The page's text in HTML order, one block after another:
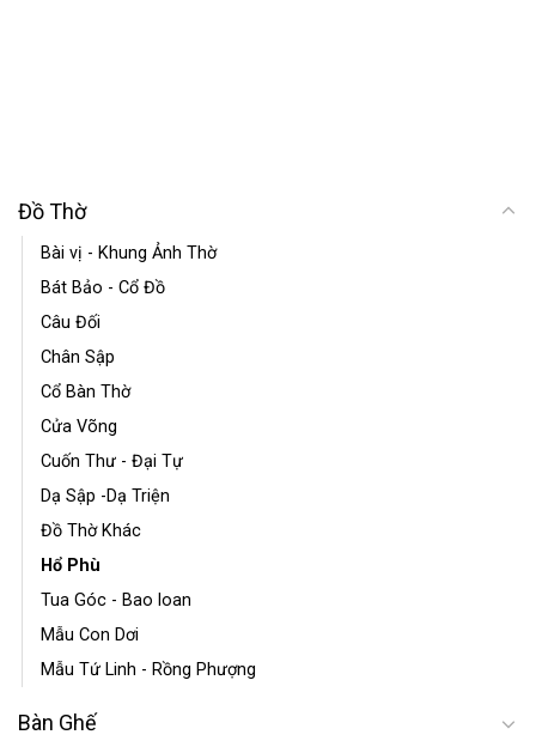
Đồ Thờ
Bài vị - Khung Ảnh Thờ
Bát Bảo - Cổ Đồ
Câu Đối
Chân Sập
Cổ Bàn Thờ
Cửa Võng
Cuốn Thư - Đại Tự
Dạ Sập -Dạ Triện
Đồ Thờ Khác
Hổ Phù
Tua Góc - Bao loan
Mẫu Con Dơi
Mẫu Tứ Linh - Rồng Phượng
Bàn Ghế